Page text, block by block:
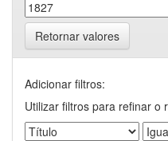
Retornar valores
Adicionar filtros:
Utilizar filtros para refinar o